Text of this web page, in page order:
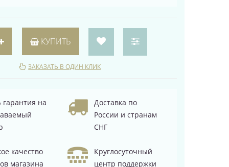
КУПИТЬ
ЗАКАЗАТЬ В ОДИН КЛИК
гарантия на
Доставка по
России и странам
СНГ
качество
магазина
Круглосуточный
центр поддержки